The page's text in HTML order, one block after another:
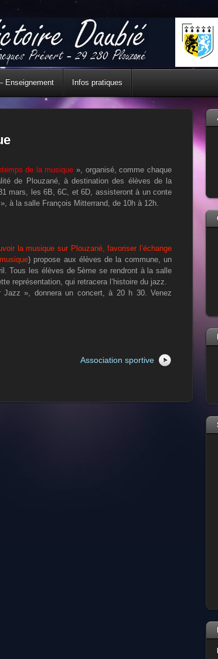
Enseignement Infos pratiques
de la musique », organisé, comme chaque
de Plouzané, à destination des élèves de la
mars, les 6B, 6C, et 6D, assisteront à un conte
», à la salle François Mitterrand, de 10h à 12h.
la musique sur Plouzané, favoriser l’échange
) propose aux élèves de la commune, un
Tous les élèves de 5ème se rendront à la salle
représentation, qui retracera l’histoire du jazz.
Jazz », donnera un concert, à 20 h 30. Venez
Association sportive